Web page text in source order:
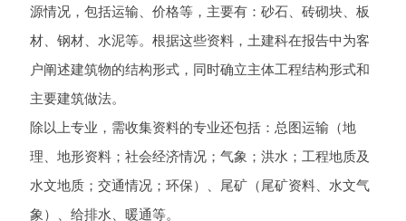
源情况，包括运输、价格等，主要有：砂石、砖砌块、板
材、钢材、水泥等。根据这些资料，土建科在报告中为客
户阐述建筑物的结构形式，同时确立主体工程结构形式和
主要建筑做法。
除以上专业，需收集资料的专业还包括：总图运输（地
理、地形资料；社会经济情况；气象；洪水；工程地质及
水文地质；交通情况；环保）、尾矿（尾矿资料、水文气
象）、给排水、暖通等。